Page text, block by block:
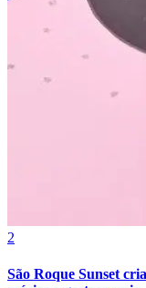
2
São Roque Sunset